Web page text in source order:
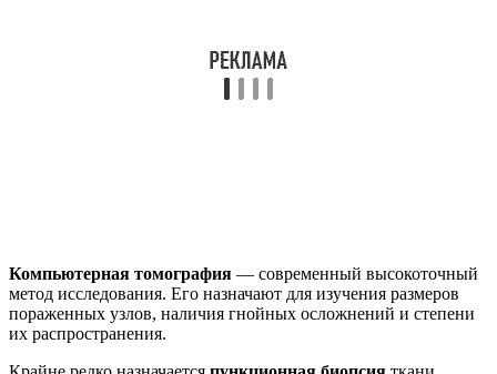
Компьютерная томография — современный высокоточный
метод исследования. Его назначают для изучения размеров
пораженных узлов, наличия гнойных осложнений и степени
их распространения.